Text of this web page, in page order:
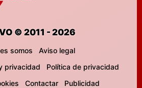
© 2011 - 2026
somos
Aviso legal
privacidad
Política de privacidad
Contactar
Publicidad